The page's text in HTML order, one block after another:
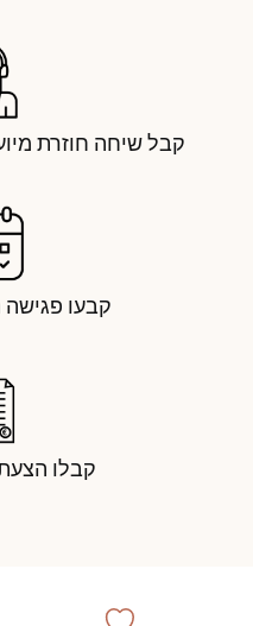
קבל שיחה חוזרת
קבעו
קבלו